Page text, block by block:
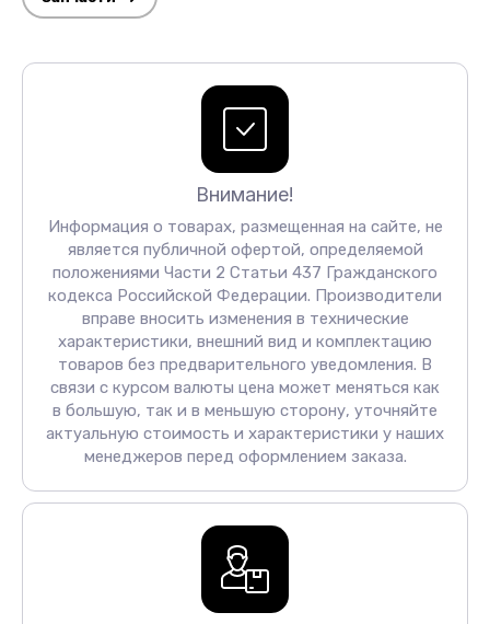
Внимание!
Информация о товарах, размещенная на сайте, не
является публичной офертой, определяемой
положениями Части 2 Статьи 437 Гражданского
кодекса Российской Федерации. Производители
вправе вносить изменения в технические
характеристики, внешний вид и комплектацию
товаров без предварительного уведомления. В
связи с курсом валюты цена может меняться как
в большую, так и в меньшую сторону, уточняйте
актуальную стоимость и характеристики у наших
менеджеров перед оформлением заказа.